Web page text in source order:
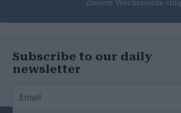
diesem Wochenende
Subscribe to our daily
newsletter